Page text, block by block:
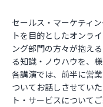
セールス・マーケティ
トを目的としたオンラ
ング部門の方々が抱え
る知識・ノウハウを、
各講演では、前半に営
ついてお話しさせてい
ト・サービスについて